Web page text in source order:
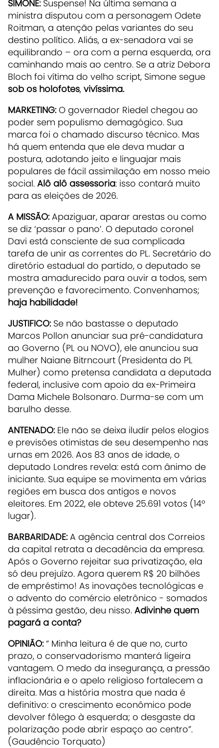
SIMONE:Suspense! Na última semana a
ministra disputou com a personagem Odete
Roitman, a atenção pelas variantes do seu
destino político. Aliás, a ex-senadora vai se
equilibrando – ora com a perna esquerda, ora
caminhando mais ao centro. Se a atriz Debora
Bloch foi vítima do velho script, Simone segue
sob os holofotes, vivíssima.
MARKETING:O governador Riedel chegou ao
poder sem populismo demagógico. Sua
marca foi o chamado discurso técnico. Mas
há quem entenda que ele deva mudar a
postura, adotando jeito e linguajar mais
populares de fácil assimilação em nosso meio
social. Alô alô assessoria: isso contará muito
para as eleições de 2026.
A MISSÃO:Apaziguar, aparar arestas ou como
se diz ‘passar o pano’. O deputado coronel
Davi está consciente de sua complicada
tarefa de unir as correntes do PL. Secretário do
diretório estadual do partido, o deputado se
mostra amadurecido para ouvir a todos, sem
prevenção e favorecimento. Convenhamos;
haja habilidade!
JUSTIFICO:Se não bastasse o deputado
Marcos Pollon anunciar sua pré-candidatura
ao Governo (PL ou NOVO), ele anunciou sua
mulher Naiane Bitrncourt (Presidenta do PL
Mulher) como pretensa candidata a deputada
federal, inclusive com apoio da ex-Primeira
Dama Michele Bolsonaro. Durma-se com um
barulho desse.
ANTENADO:Ele não se deixa iludir pelos elogios
e previsões otimistas de seu desempenho nas
urnas em 2026. Aos 83 anos de idade, o
deputado Londres revela: está com ânimo de
iniciante. Sua equipe se movimenta em várias
regiões em busca dos antigos e novos
eleitores. Em 2022, ele obteve 25.691 votos (14º
lugar).
BARBARIDADE:A agência central dos Correios
da capital retrata a decadência da empresa.
Após o Governo rejeitar sua privatização, ela
só deu prejuízo. Agora querem R$ 20 bilhões
de empréstimo! As inovações tecnológicas e
o advento do comércio eletrônico - somados
à péssima gestão, deu nisso. Adivinhe quem
pagará a conta?
OPINIÃO:“ Minha leitura é de que no, curto
prazo, o conservadorismo manterá ligeira
vantagem. O medo da insegurança, a pressão
inflacionária e o apelo religioso fortalecem a
direita. Mas a história mostra que nada é
definitivo: o crescimento econômico pode
devolver fôlego à esquerda; o desgaste da
polarização pode abrir espaço ao centro”.
(Gaudêncio Torquato)